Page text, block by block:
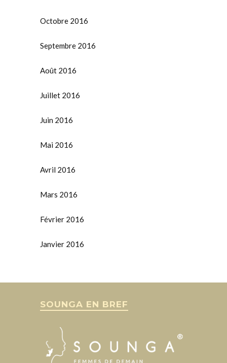
Octobre 2016
Septembre 2016
Août 2016
Juillet 2016
Juin 2016
Mai 2016
Avril 2016
Mars 2016
Février 2016
Janvier 2016
SOUNGA EN BREF